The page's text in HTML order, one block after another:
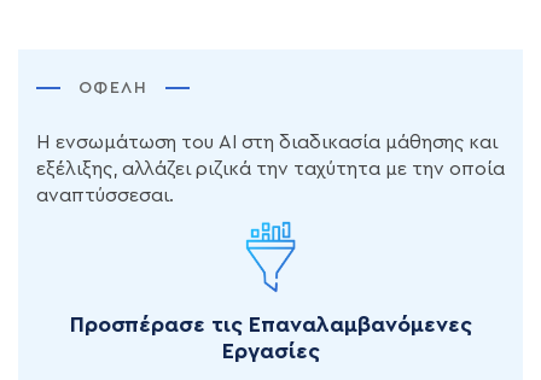
ΟΦΈΛΗ
Η ενσωμάτωση του AI στη διαδικασία μάθησης και
εξέλιξης, αλλάζει ριζικά την ταχύτητα με την οποία
αναπτύσσεσαι.
Προσπέρασε τις Επαναλαμβανόμενες
Εργασίες